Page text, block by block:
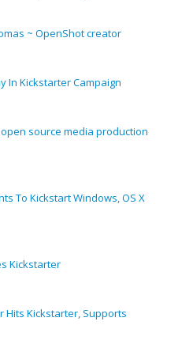
~ OpenShot creator
In Kickstarter Campaign
source media production
To Kickstart Windows, OS X
Kickstarter
Hits Kickstarter, Supports